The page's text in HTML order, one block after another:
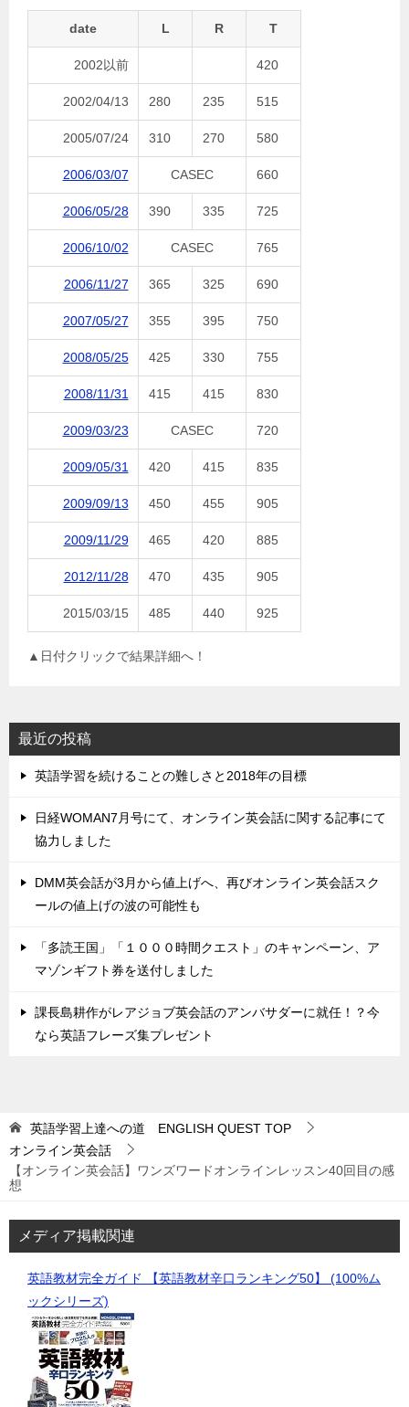
date L R T
2002以前 420
2002/04/13 280 235 515
2005/07/24 310 270 580
2006/03/07 CASEC 660
2006/05/28 390 335 725
2006/10/02 CASEC 765
2006/11/27 365 325 690
2007/05/27 355 395 750
2008/05/25 425 330 755
2008/11/31 415 415 830
2009/03/23 CASEC 720
2009/05/31 420 415 835
2009/09/13 450 455 905
2009/11/29 465 420 885
2012/11/28 470 435 905
2015/03/15 485 440 925
▲日付クリックで結果詳細へ！
最近の投稿
英語学習を続けることの難しさと2018年の目標
日経WOMAN7月号にて、オンライン英会話に関する記事にて
協力しました
DMM英会話が3月から値上げへ、再びオンライン英会話スク
ールの値上げの波の可能性も
「多読王国」「１０００時間クエスト」のキャンペーン、ア
マゾンギフト券を送付しました
課長島耕作がレアジョブ英会話のアンバサダーに就任！？今
なら英語フレーズ集プレゼント
英語学習上達への道 ENGLISH QUEST TOP
オンライン英会話
【オンライン英会話】ワンズワードオンラインレッスン40回目の感
想
メディア掲載関連
英語教材完全ガイド 【英語教材辛口ランキング50】 (100%ム
ックシリーズ)